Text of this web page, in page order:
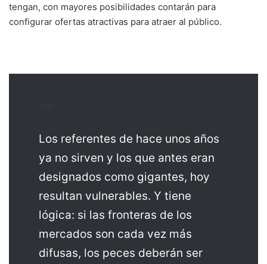
tengan, con mayores posibilidades contarán para
configurar ofertas atractivas para atraer al público.
Los referentes de hace unos años
ya no sirven y los que antes eran
designados como gigantes, hoy
resultan vulnerables. Y tiene
lógica: si las fronteras de los
mercados son cada vez más
difusas, los peces deberán ser